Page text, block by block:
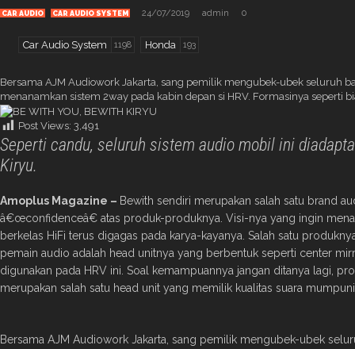
CAR AUDIO CAR AUDIO SYSTEM 24/07/2019 admin 0
Car Audio System 1198 Honda 193
Bersama AJM Audiowork Jakarta, sang pemilik mengubek-ubek seluruh
menanamkan sistem 2way pada kabin depan si HRV. Formasinya seperti
Post Views: 3,491
Seperti candu, seluruh sistem audio mobil ini
Kiryu.
Amoplus Magazine – Bewith sendiri merupakan salah satu brand
â€œconfidenceâ€ atas produk-produknya. Visi-nya yang ingin
berkelas HiFi terus digagas pada karya-kayanya. Salah satu
pemain audio adalah head unitnya yang berbentuk seperti center
digunakan pada HRV ini. Soal kemampuannya jangan ditanya lagi,
merupakan salah satu head unit yang memilik kualitas suara
Bersama AJM Audiowork Jakarta, sang pemilik mengubek-ubek